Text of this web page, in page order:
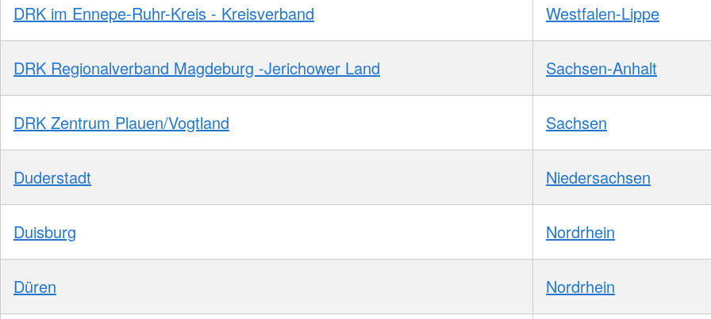
DRK im Ennepe-Ruhr-Kreis - Kreisverband Westfalen-Lippe
DRK Regionalverband Magdeburg -Jerichower Land Sachsen-Anhalt
DRK Zentrum Plauen/Vogtland Sachsen
Duderstadt Niedersachsen
Duisburg Nordrhein
Düren Nordrhein